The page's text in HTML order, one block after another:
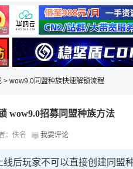
◆◆◆
告 商业广告，理性选择
告 商业广告，理性选择
> wow9.0同盟种族快速解锁流程
wow9.0招募同盟种族方法
：佚名 我要评论
后玩家不可以直接创建同盟